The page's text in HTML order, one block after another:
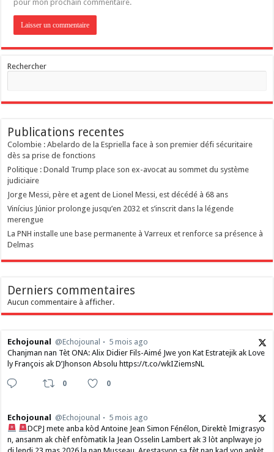
pour mon prochain commentaire.
Rechercher
Publications recentes
Colombie : Abelardo de la Espriella face à son premier défi sécuritaire
dès sa prise de fonctions
Politique : Donald Trump place son ex-avocat au sommet du système
judiciaire
Jorge Messi, père et agent de Lionel Messi, est décédé à 68 ans
Vinícius Júnior prolonge jusqu’en 2032 et s’inscrit dans la légende
merengue
La PNH installe une base permanente à Varreux et renforce sa présence à
Delmas
Derniers commentaires
Aucun commentaire à afficher.
Echojounal @Echojounal
5 mois ago
Chanjman nan Tèt ONA: Alix Didier Fils-Aimé Jwe yon Kat Estratejik ak Love
ly François ak D’Jhonson Absolu https://t.co/wkIZiemsNL
0 0
Echojounal @Echojounal
5 mois ago
DCPJ mete anba kòd Antoine Jean Simon Fénélon, Direktè Imigrasyo
n, ansanm ak chèf enfòmatik la Jean Osselin Lambert ak 3 lòt anplwaye jo